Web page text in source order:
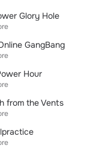
Glory Hole
GangBang
Hour
from the Vents